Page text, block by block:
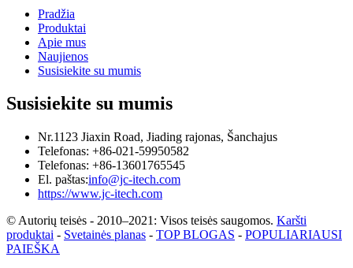
Pradžia
Produktai
Apie mus
Naujienos
Susisiekite su mumis
Susisiekite su mumis
Nr.1123 Jiaxin Road, Jiading rajonas, Šanchajus
Telefonas: +86-021-59950582
Telefonas: +86-13601765545
El. paštas:info@jc-itech.com
https://www.jc-itech.com
© Autorių teisės - 2010–2021: Visos teisės saugomos. Karšti
produktai - Svetainės planas - TOP BLOGAS - POPULIARIAUSI
PAIEŠKA